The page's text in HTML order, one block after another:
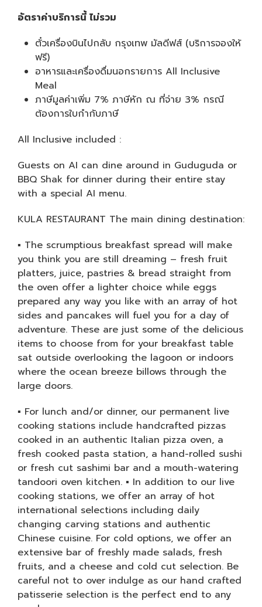
อัตราค่าบริการนี้ ไม่รวม
ตั๋วเครื่องบินไปกลับ กรุงเทพ มัลดีฟส์ (บริการจองให้
ฟรี)
อาหารและเครื่องดื่มนอกรายการ All Inclusive
Meal
ภาษีมูลค่าเพิ่ม 7% ภาษีหัก ณ ที่จ่าย 3% กรณี
ต้องการใบกำกับภาษี
All Inclusive included :
Guests on AI can dine around in Guduguda or
BBQ Shak for dinner during their entire stay
with a special AI menu.
KULA RESTAURANT The main dining destination:
▪ The scrumptious breakfast spread will make
you think you are still dreaming – fresh fruit
platters, juice, pastries & bread straight from
the oven offer a lighter choice while eggs
prepared any way you like with an array of hot
sides and pancakes will fuel you for a day of
adventure. These are just some of the delicious
items to choose from for your breakfast table
sat outside overlooking the lagoon or indoors
where the ocean breeze billows through the
large doors.
▪ For lunch and/or dinner, our permanent live
cooking stations include handcrafted pizzas
cooked in an authentic Italian pizza oven, a
fresh cooked pasta station, a hand-rolled sushi
or fresh cut sashimi bar and a mouth-watering
tandoori oven kitchen. ▪ In addition to our live
cooking stations, we offer an array of hot
international selections including daily
changing carving stations and authentic
Chinese cuisine. For cold options, we offer an
extensive bar of freshly made salads, fresh
fruits, and a cheese and cold cut selection. Be
careful not to over indulge as our hand crafted
patisserie selection is the perfect end to any